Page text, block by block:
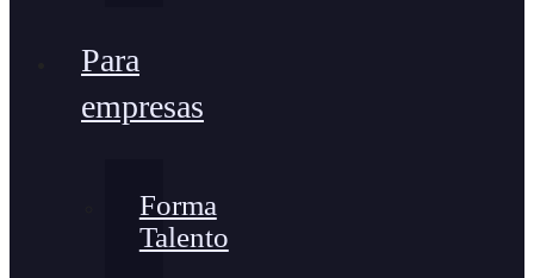
Para
empresas
Forma
Talento